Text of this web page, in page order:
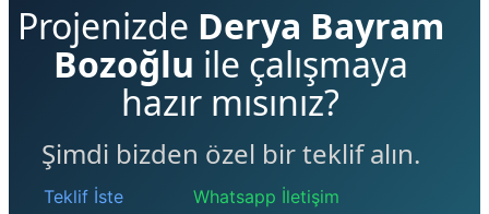
Projenizde Derya Bayram
Bozoğlu ile çalışmaya
hazır mısınız?
Şimdi bizden özel bir teklif alın.
Teklif İste Whatsapp İletişim